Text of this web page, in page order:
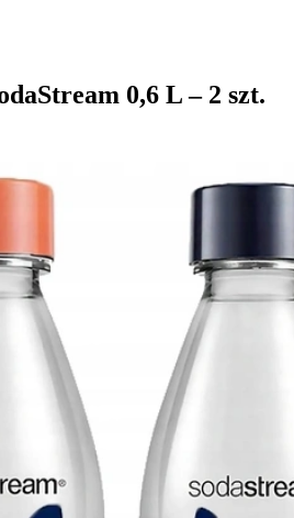
0,6 L – 2 szt.